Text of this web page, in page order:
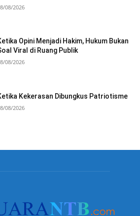
08/2026
Opini Menjadi Hakim, Hukum Bukan
Viral di Ruang Publik
08/2026
Kekerasan Dibungkus Patriotisme
08/2026